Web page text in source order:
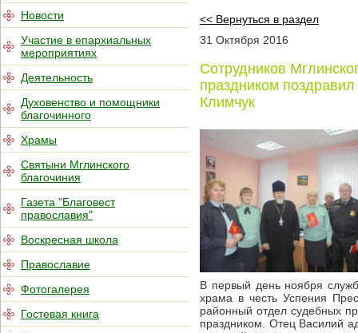
Новости
Участие в епархиальных
мероприятиях
Деятельность
Духовенство и помощники
благочинного
Храмы
Святыни Мглинского
благочиния
Газета "Благовест
православия"
Воскресная школа
Православие
Фотогалерея
Гостевая книга
<< Вернуться в раздел
31 Октября 2016
Сотрудников
праздником
Климчук
В первый день ноября
храма в честь Успения
районный отдел судебных
праздником. Отец Василий